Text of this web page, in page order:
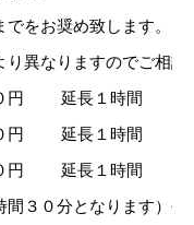
でをお奨め致します。（
り異なりますのでご
延長１時間 ９，
延長１時間 ８，
延長１時間 ７，
間３０分となります）